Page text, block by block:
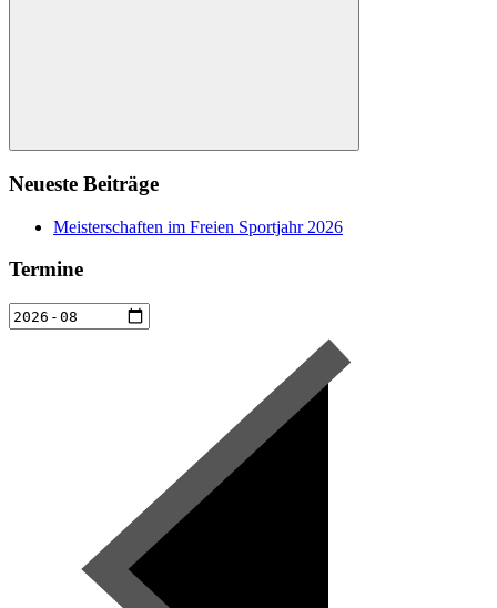
Suchen
Neueste Beiträge
Meisterschaften im Freien Sportjahr 2026
Termine